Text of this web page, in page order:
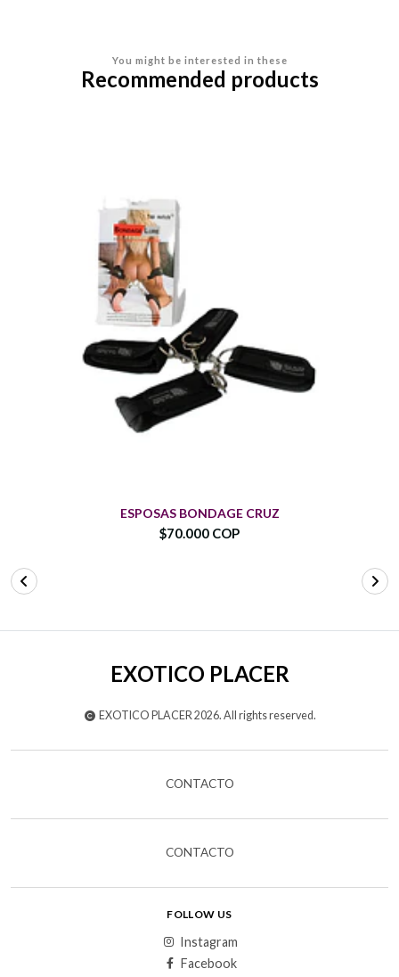
You might be interested in these
Recommended products
ESPOSAS BONDAGE CRUZ
$70.000 COP
EXOTICO PLACER
EXOTICO PLACER 2026. All rights reserved.
CONTACTO
CONTACTO
FOLLOW US
Instagram
Facebook